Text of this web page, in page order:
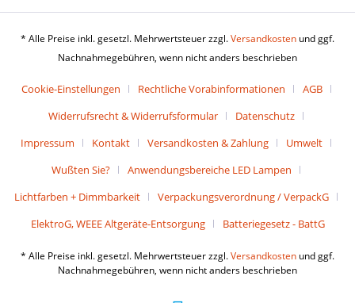
* Alle Preise inkl. gesetzl. Mehrwertsteuer zzgl.Versandkosten und ggf.
Nachnahmegebühren, wenn nicht anders beschrieben
Cookie-Einstellungen Rechtliche Vorabinformationen
AGB
Widerrufsrecht & Widerrufsformular
Datenschutz
Impressum
Kontakt Versandkosten & Zahlung
Umwelt
Wußten Sie?
Anwendungsbereiche LED Lampen
Lichtfarben + Dimmbarkeit
Verpackungsverordnung / VerpackG
ElektroG, WEEE Altgeräte-Entsorgung
Batteriegesetz - BattG
* Alle Preise inkl. gesetzl. Mehrwertsteuer zzgl.Versandkosten und ggf.
Nachnahmegebühren, wenn nicht anders beschrieben